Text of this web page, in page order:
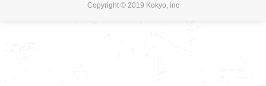
Copyright © 2019 Kokyo, inc